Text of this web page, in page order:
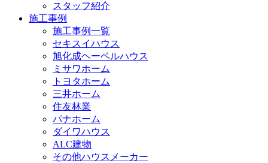
スタッフ紹介
施工事例
施工事例一覧
セキスイハウス
旭化成ヘーベルハウス
ミサワホーム
トヨタホーム
三井ホーム
住友林業
パナホーム
ダイワハウス
ALC建物
その他ハウスメーカー